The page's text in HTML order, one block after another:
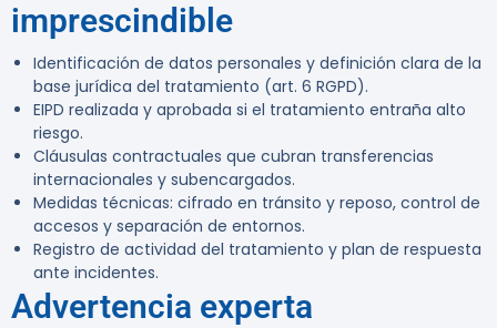
imprescindible
Identificación de datos personales y definición clara de la
base jurídica del tratamiento (art. 6 RGPD).
EIPD realizada y aprobada si el tratamiento entraña alto
riesgo.
Cláusulas contractuales que cubran transferencias
internacionales y subencargados.
Medidas técnicas: cifrado en tránsito y reposo, control de
accesos y separación de entornos.
Registro de actividad del tratamiento y plan de respuesta
ante incidentes.
Advertencia experta